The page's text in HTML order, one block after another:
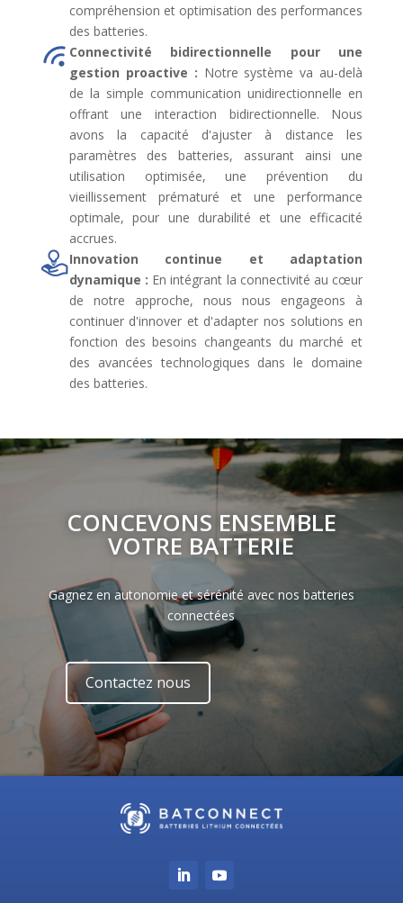
compréhension et optimisation des performances
des batteries.
Connectivité bidirectionnelle pour une
gestion proactive : Notre système va au-delà
de la simple communication unidirectionnelle en
offrant une interaction bidirectionnelle. Nous
avons la capacité d'ajuster à distance les
paramètres des batteries, assurant ainsi une
utilisation optimisée, une prévention du
vieillissement prématuré et une performance
optimale, pour une durabilité et une efficacité
accrues.
Innovation continue et adaptation
dynamique : En intégrant la connectivité au cœur
de notre approche, nous nous engageons à
continuer d'innover et d'adapter nos solutions en
fonction des besoins changeants du marché et
des avancées technologiques dans le domaine
des batteries.
CONCEVONS ENSEMBLE
VOTRE BATTERIE
Gagnez en autonomie et sérénité avec nos batteries
connectées
Contactez nous